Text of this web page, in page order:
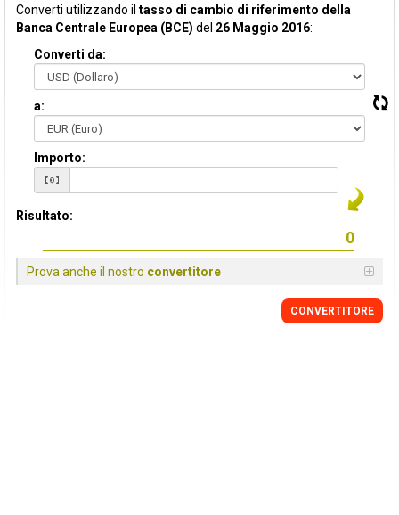
Converti utilizzando il tasso di cambio di riferimento della
Banca Centrale Europea (BCE) del 26 Maggio 2016:
Converti da:
a:
Importo:
Risultato:
Prova anche il nostro convertitore
CONVERTITORE